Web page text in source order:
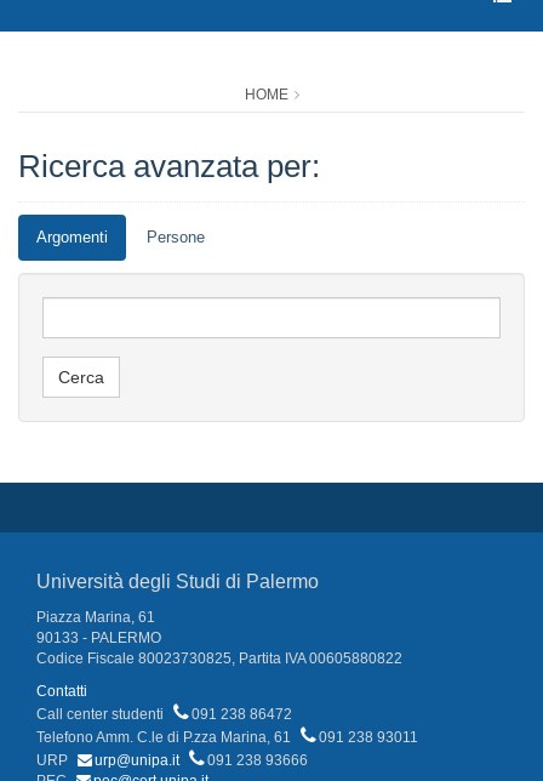
HOME
Ricerca avanzata per:
Argomenti Persone
Università degli Studi di Palermo
Piazza Marina, 61
90133 - PALERMO
Codice Fiscale 80023730825, Partita IVA 00605880822
Contatti
Call center studenti
091 238 86472
Telefono Amm. C.le di P.zza Marina, 61
091 238 93011
URP
urp@unipa.it
091 238 93666